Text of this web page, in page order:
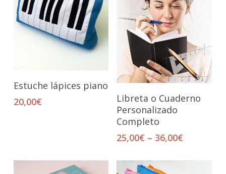
Añadir Al Carrito
Estuche lápices piano
20,00€
Seleccionar Opciones
Libreta o Cuaderno
Personalizado
Completo
25,00€ – 36,00€